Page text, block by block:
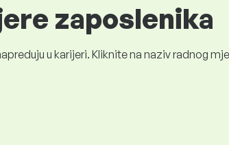
zaposlenika
u karijeri. Kliknite na naziv radnog